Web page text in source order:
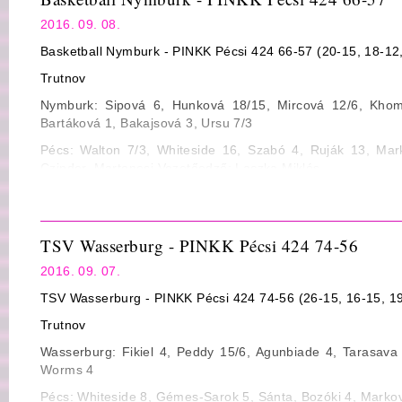
Büntető dobószázalék: 10/17 59% ill. 11/12 92%
Lepattanó: 32 (Walton 13) ill. 44 (Hammond 12)
Gólpassz: 4 (Walton, Whiteside, Szabó, Ruják 1) ill. 11
Szerzett labda: 5 ill. 9
Eladott labda: 16 ill. 14
2016. 09. 08.
Basketball Nymburk - PINKK Pécsi 424 66-57 (20-15, 18-
Trutnov
Nymburk: Sipová 6, Hunková 18/15, Mircová 12/6,
Bartáková 1, Bakajsová 3, Ursu 7/3
Pécs: Walton 7/3, Whiteside 16, Szabó 4, Ruják 13,
Mezőny dobószázalék: 23/74 31% ill. 21/67 31%
3-pontos dobószázalék: 9/26 35% ill. 2/12 17%
Büntető dobószázalék: 11/20 55% ill. 13/20 65%
Lepattanó: 52 (Krizová 8) ill. 38 (Walton 7)
Gólpassz: 14 (Krizová 3) ill. 6 (Bozóki 2)
Szerzett labda: 5 ill. 3
Eladott labda: 8 ill. 8
TSV Wasserburg - PINKK Pécsi 424 74-56
2016. 09. 07.
TSV Wasserburg - PINKK Pécsi 424 74-56 (26-15, 16-15,
Trutnov
Wasserburg: Fikiel 4, Peddy 15/6, Agunbiade 4,
Worms 4
Pécs: Whiteside 8, Gémes-Sarok 5, Sánta, Bozóki 4,